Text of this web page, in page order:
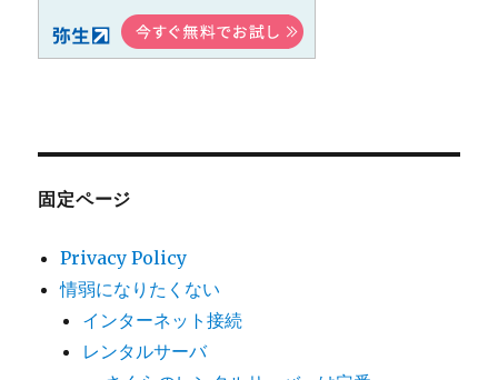
固定ページ
Privacy Policy
情弱になりたくない
インターネット接続
レンタルサーバ